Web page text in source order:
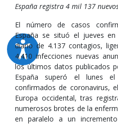
España registra 4 mil 137
El número de casos
España se situó el jueves
diario de 4.137 contagios,
4.410 infecciones nuevas
los últimos datos publicados
España superó el lunes
confirmados de coronavirus,
Europa occidental, tras
numerosos brotes de la
en paralelo a un